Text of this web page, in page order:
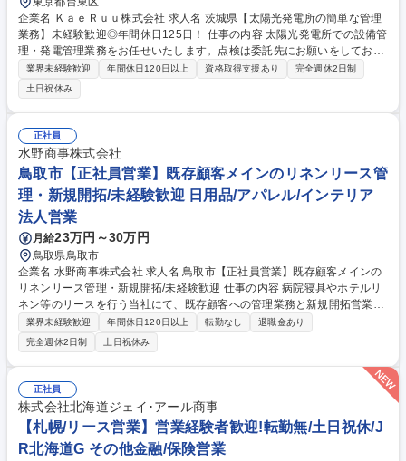
企業名 ＫａｅＲｕｕ株式会社 求人名 茨城県【太陽光発電所の簡単な管理
業務】未経験歓迎◎年間休日125日！ 仕事の内容 太陽光発電所での設備管
理・発電管理業務をお任せいたします。点検は委託先にお願いをしており
ますので作業の立会いや除草作業などです。＊先輩社員が入社後はやり方
などフォローをしますので安心。 【具体的には】 ■委託先の設備点検業者
の管理業務がメインになります。点検の依頼や、点検後の確認や作業時の
立会いなど。（点検に関しては委託しておりますのでご安心ください）ま
たソーラーパネル付近の除草作業や雪かきなどをお任せします。基本は担
当エリアの発電所を担当。（関東：7か所）2人以上で発電所に向かいま
す。場所により1泊2日などの出張もございます。外出作業でないときは事
務所で事務作業でを行います。 募集職種 茨城県【太陽光発電所の簡単な
管理業務】未経験歓迎◎年間休日125日！
業界未経験歓迎 年間休日120日以上 資格取得支援あり
完全週休2日制
土日祝休み
正社員
水野商事株式会社
鳥取市【正社員営業】既存顧客メインのリネンリース管
理・新規開拓/未経験歓迎 日用品/アパレル/インテリア
法人営業
月給23万円～30万円
鳥取県鳥取市
企業名 水野商事株式会社 求人名 鳥取市【正社員営業】既存顧客メインの
リネンリース管理・新規開拓/未経験歓迎 仕事の内容 病院寝具やホテルリ
ネン等のリースを行う当社にて、既存顧客への管理業務と新規開拓営業を
お任せします。鳥取県内を中心に営業車を使用し、顧客のニーズに合わせ
た快適な環境づくりを深く支えるポジションです。 ■既存顧客（病院やホ
テル等）への定期訪問、寝具・リネン類のリース管理業務 ■顧客のニーズ
に応じた最適なリースプランの提案や新規顧客の開拓営業 ■パソコン（W
ord、Excel等）を使用した見積書や各種書類の作成業務 ■ワンボックス車
やステーションワゴン等の営業車を使用した顧客先への移動 ※入社後は工
場での作業や配送等の研修を実施します。 【業務内容の変更範囲】当社の
指定する業務 募集職種 鳥取市【正社員営業】既存顧客メインのリネンリ
ース管理・新規開拓/未経験歓迎
業界未経験歓迎 年間休日120日以上 転勤なし
退職金あり
完全週休2日制
土日祝休み
正社員
株式会社北海道ジェイ･アール商事
【札幌/リース営業】営業経験者歓迎!転勤無/土日祝休/J
R北海道G その他金融/保険営業